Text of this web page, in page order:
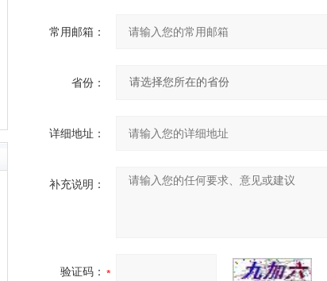
常用邮箱：
省份：
详细地址：
补充说明：
验证码：